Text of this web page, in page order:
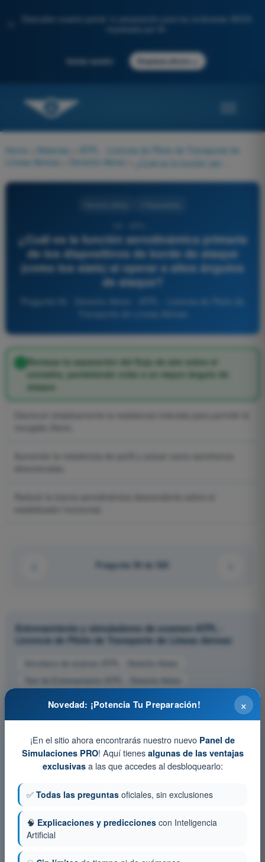
Descubre nuestro portal: tu preparación para los exámenes AESA
Iniciar sesión Empieza ahora
Home Materias
ATPL - Licencia de Piloto de Transporte de
Líneas Aéreas
Derecho Aéreo
¿Cuál es la función aerodinámica primaria
de los dispositivos de borde de ataque
(como los slats) al operar a altos ángulos
de ataque?
Retrasar la separación del flujo de aire sobre el
extradós, permitiendo volar a un mayor ángulo de
ataque.
Pregunta 59 de 520
Entrenamiento y simuladores de examen ATPL -
Licencia de Piloto de Transporte de Líneas Aéreas
Simulacro de examen ATPL - Derecho Aéreo
Test de Entrenamiento ATPL - Derecho Aéreo
×
Novedad: ¡Potencia Tu Preparación!
¡En el sitio ahora encontrarás nuestro nuevo Panel de
Simulaciones PRO! Aquí tienes algunas de las ventajas
exclusivasa las que accedes al desbloquearlo:
✅ Todas las preguntas oficiales, sin exclusiones
🧠 Explicaciones y predicciones con Inteligencia
Artificial